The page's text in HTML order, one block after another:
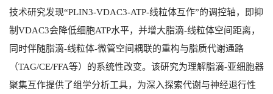
技术研究发现“PLIN3-VDAC3-ATP-线粒体互作”的调控轴，即抑
制VDAC3会降低细胞ATP水平，并增大脂滴-线粒体空间距离，
同时伴随脂滴-线粒体-微管空间耦联的重构与脂质代谢通路
（TAG/CE/FFA等）的系统性改变。该研究为理解脂滴-亚细胞器
聚集互作提供了组学分析工具，为深入探索代谢与神经退行性